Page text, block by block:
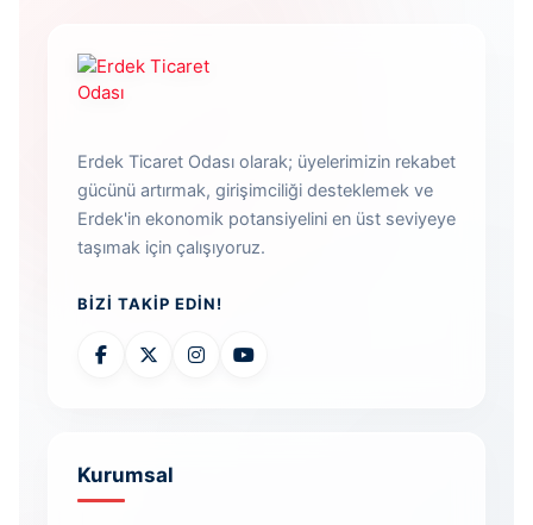
Erdek Ticaret Odası olarak; üyelerimizin rekabet
gücünü artırmak, girişimciliği desteklemek ve
Erdek'in ekonomik potansiyelini en üst seviyeye
taşımak için çalışıyoruz.
BIZI TAKIP EDIN!
Kurumsal